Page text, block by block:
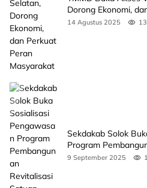
Dorong Ekonomi,
14 Agustus 2025
Sekdakab Solok
Program
Pendidikan
9 September 2025